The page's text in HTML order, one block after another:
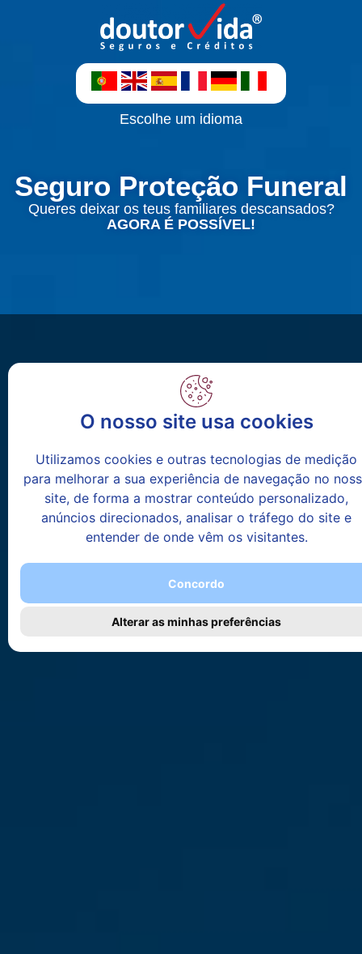
O nosso site usa cookies
Utilizamos cookies e outras tecnologias de medição
para melhorar a sua experiência de navegação no
site, de forma a mostrar conteúdo personalizado,
anúncios direcionados, analisar o tráfego do site e
entender de onde vêm os visitantes.
Concordo
Alterar as minhas preferências
Escolhe um idioma
Seguro Proteção Funeral
Queres deixar os teus familiares descansados?
AGORA É POSSÍVEL!